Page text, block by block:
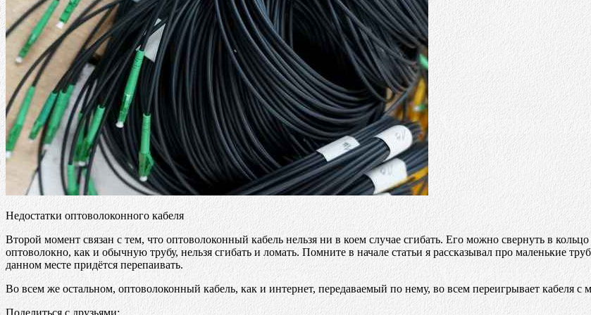
Недостатки оптоволоконного кабеля
Второй момент связан с тем, что оптоволоконный кабель нельзя ни в коем случае сгибать. Его можно свернуть в
оптоволокно, как и обычную трубу, нельзя сгибать и ломать. Помните в начале статьи я рассказывал про маленькие
данном месте придётся перепаивать.
Во всем же остальном, оптоволоконный кабель, как и интернет, передаваемый по нему, во всем переигрывает кабеля
Поделиться с друзьями: